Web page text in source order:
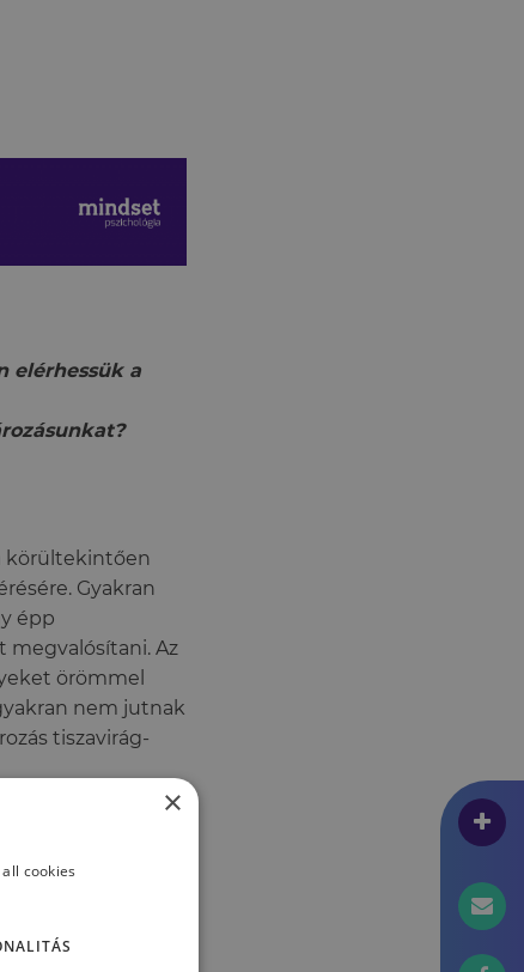
elérhessük a
körültekintően
Gyakran
épp
Az
örömmel
nem jutnak
tiszavirág-
távokban
és a
távra orientált
ezzel is
×
cookies